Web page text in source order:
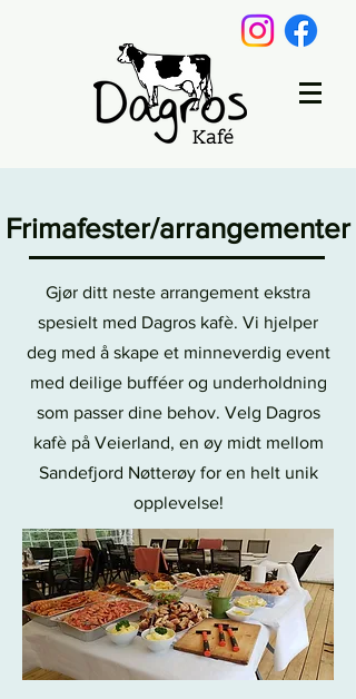
Frimafester/arrangementer
Gjør ditt neste arrangement ekstra
spesielt med Dagros kafè. Vi hjelper
deg med å skape et minneverdig event
med deilige bufféer og underholdning
som passer dine behov. Velg Dagros
kafè på Veierland, en øy midt mellom
Sandefjord Nøtterøy for en helt unik
opplevelse!